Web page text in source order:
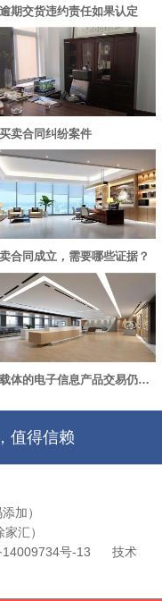
期交货违约责任如果认定
卖合同纠纷案件
合同成立，需要哪些证据？
无实物载体的电子信息产品交易仍适用《合同法》中买卖合同的规定
值得信赖
加）
汇）
号-13 技术